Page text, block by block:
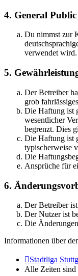
4. General Public
Du nimmst zur
verwendet wird.
5.
Der Betreiber
grob
Die Haftung ist
wesentlicher
begrenzt. Dies
Die Haftung ist
typischerweise
Die
Ansprüche für
6.
Der Betreiber
Der Nutzer ist
Die
Informationen über
Stadtliga
Alle Zeiten sind